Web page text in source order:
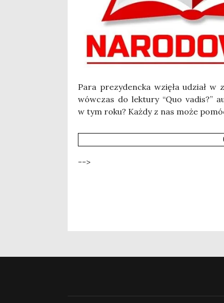
Para pre­zy­denc­ka wzię­ła udział w
wów­czas do lek­tu­ry “Quo vadis?”
w tym roku? Każ­dy z nas może
-->